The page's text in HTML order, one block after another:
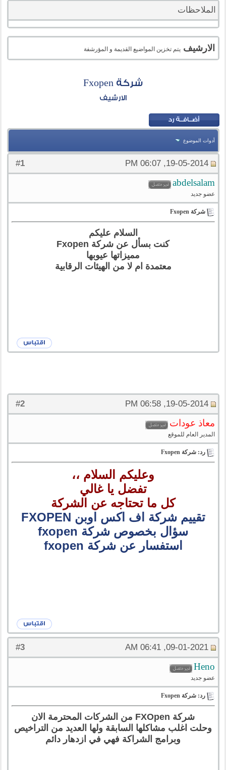
الملاحظات
الارشيف يتم تخزين المواضيع القديمة و المؤرشفة
شركة Fxopen
الارشيف
أدوات الموضوع
#
1 19-05-2014, 06:07 PM
abdelsalam
عضو جديد
شركة Fxopen
السلام عليكم
كنت بسأل عن شركة Fxopen
مميزاتها عيوبها
معتمدة ام لا من الهيئات الرقابية
#
2 19-05-2014, 06:58 PM
معاذ عودات
المدير العام للموقع
رد: شركة Fxopen
وعليكم السلام ،،
تفضل يا غالي
كل ما تحتاجه عن الشركة
تقييم شركة اف اكس اوبن FXOPEN
سؤال بخصوص شركة fxopen
استفسار عن شركة fxopen
#
3 09-01-2021, 06:41 AM
Heno
عضو جديد
رد: شركة Fxopen
شركة FXOpen من الشركات المحترمة الان
وحلت اغلب مشاكلها السابقة ولها العديد من التراخيص
وبرامج الشراكة فهي في ازدهار دائم